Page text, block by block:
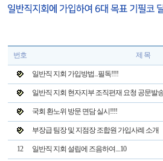
번호 제 목
일반직 지회 가입방법...필독!!!!
일반직 지회 현자지부 조직편재 요청 공문발
국회 환노위 방문 면담 실시!!!!
부장급 팀장 및 지점장 조합원 가입사례 소개
12 일반직 지회 설립에 즈음하여....10